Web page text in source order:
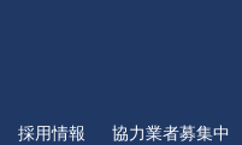
採用情報
協力業者募集中